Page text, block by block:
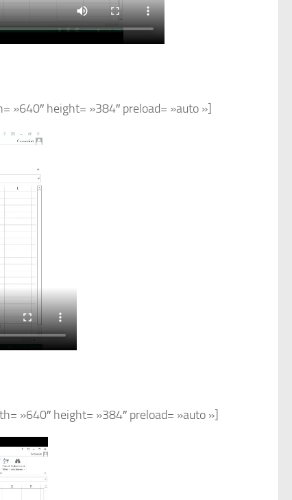
»640″ height= »384″ preload= »auto »]
»640″ height= »384″ preload= »auto »]